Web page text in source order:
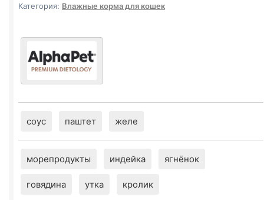
Категория: Влажные корма для кошек
соус паштет желе
морепродукты индейка ягнёнок
говядина утка кролик